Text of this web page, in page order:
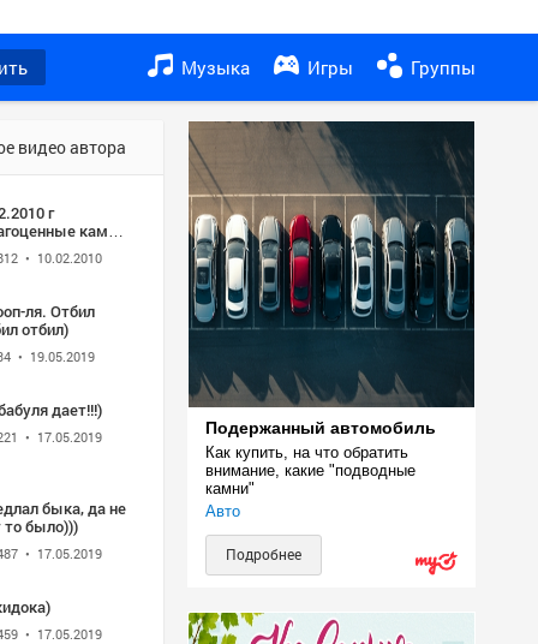
Музыка Игры Группы
видео автора
г
камни
часть
• 10.02.2010
ля. Отбил
отбил)
• 19.05.2019
дает!!!)
• 17.05.2019
быка, да не
то было)))
• 17.05.2019
• 17.05.2019
Подержанный автомобиль
Как купить, на что обратить
внимание, какие "подводные
камни"
Авто
Подробнее